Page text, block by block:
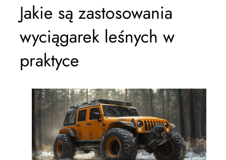
Jakie są zastosowania
wyciągarek leśnych w
praktyce